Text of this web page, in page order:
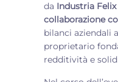
da Industria
collaborazione
bilanci aziendali
proprietario
redditività e